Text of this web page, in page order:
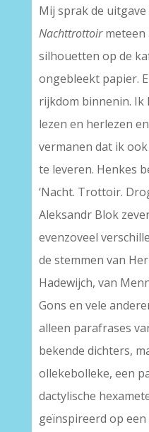
Mij sprak de
Nachttrottoirmeteen
silhouetten op de
ongebleekt papier.
rijkdom binnenin.
lezen en herlezen
vermanen dat ik
te leveren. Henkes
‘Nacht. Trottoir.
Aleksandr Blok
evenzoveel
de stemmen van
Hadewijch, van
Gons en vele
alleen parafrases
bekende dichters,
ollekebolleke, een
dactylische
geïnspireerd op